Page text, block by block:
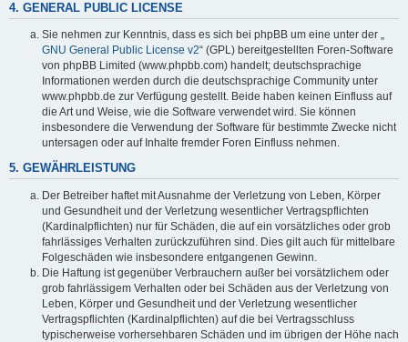
4. GENERAL PUBLIC LICENSE
Sie nehmen zur Kenntnis, dass es sich bei phpBB um eine unter der „
GNU General Public License v2“ (GPL) bereitgestellten Foren-Software
von phpBB Limited (www.phpbb.com) handelt; deutschsprachige
Informationen werden durch die deutschsprachige Community unter
www.phpbb.de zur Verfügung gestellt. Beide haben keinen Einfluss auf
die Art und Weise, wie die Software verwendet wird. Sie können
insbesondere die Verwendung der Software für bestimmte Zwecke nicht
untersagen oder auf Inhalte fremder Foren Einfluss nehmen.
5. GEWÄHRLEISTUNG
Der Betreiber haftet mit Ausnahme der Verletzung von Leben, Körper
und Gesundheit und der Verletzung wesentlicher Vertragspflichten
(Kardinalpflichten) nur für Schäden, die auf ein vorsätzliches oder grob
fahrlässiges Verhalten zurückzuführen sind. Dies gilt auch für mittelbare
Folgeschäden wie insbesondere entgangenen Gewinn.
Die Haftung ist gegenüber Verbrauchern außer bei vorsätzlichem oder
grob fahrlässigem Verhalten oder bei Schäden aus der Verletzung von
Leben, Körper und Gesundheit und der Verletzung wesentlicher
Vertragspflichten (Kardinalpflichten) auf die bei Vertragsschluss
typischerweise vorhersehbaren Schäden und im übrigen der Höhe nach